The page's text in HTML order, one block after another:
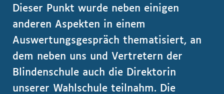
Dieser Punkt wurde neben einigen
anderen Aspekten in einem
Auswertungsgespräch thematisiert, an
dem neben uns und Vertretern der
Blindenschule auch die Direktorin
unserer Wahlschule teilnahm. Die